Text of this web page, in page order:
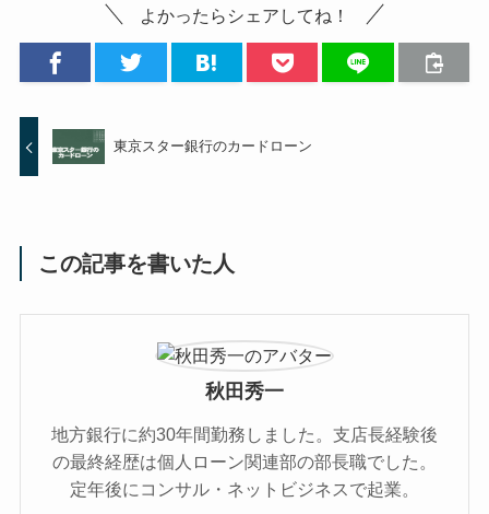
よかったらシェアしてね！
東京スター銀行のカードローン
この記事を書いた人
秋田秀一
地方銀行に約30年間勤務しました。支店長経験後
の最終経歴は個人ローン関連部の部長職でした。
定年後にコンサル・ネットビジネスで起業。